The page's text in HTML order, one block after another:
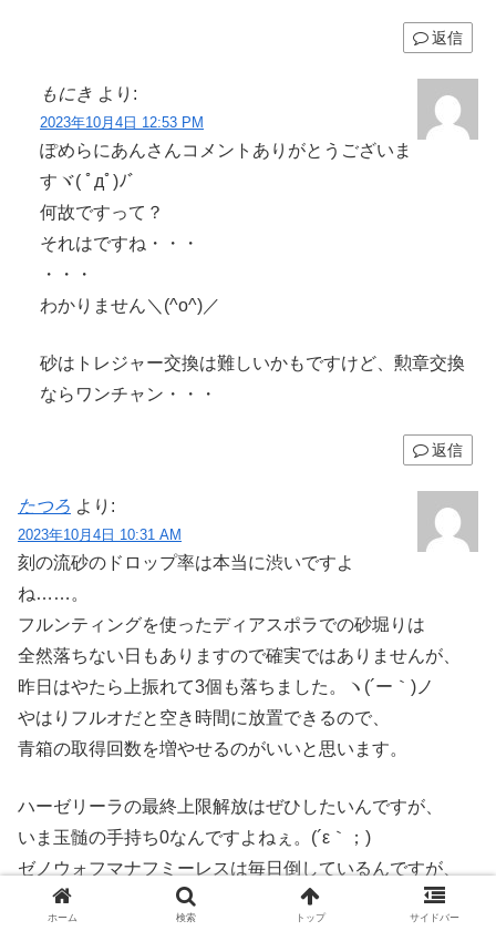
返信
もにき より:
2023年10月4日 12:53 PM
ぽめらにあんさんコメントありがとうございま
すヾ( ﾟдﾟ)ﾉ゛
何故ですって？
それはですね・・・
・・・
わかりません＼(^o^)／
砂はトレジャー交換は難しいかもですけど、勲章交換
ならワンチャン・・・
返信
たつろ より:
2023年10月4日 10:31 AM
刻の流砂のドロップ率は本当に渋いですよ
ね……。
フルンティングを使ったディアスポラでの砂堀りは
全然落ちない日もありますので確実ではありませんが、
昨日はやたら上振れて3個も落ちました。ヽ(´ー｀)ノ
やはりフルオだと空き時間に放置できるので、
青箱の取得回数を増やせるのがいいと思います。
ハーゼリーラの最終上限解放はぜひしたいんですが、
いま玉髄の手持ち0なんですよねぇ。(´ε｀；)
ゼノウォフマナフミーレスは毎日倒しているんですが、
いつ手に入ることやら……。早く落ちて～！( ´Д｀)ﾉ
ホーム 検索 トップ サイドバー